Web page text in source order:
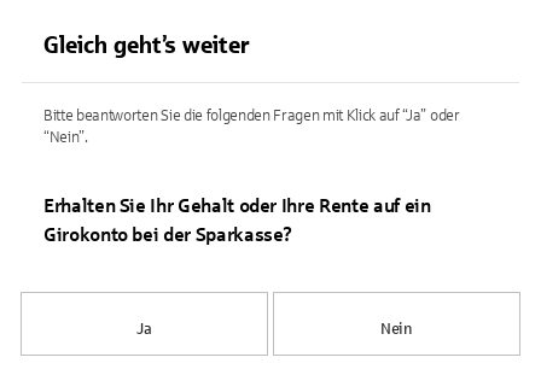
Gleich geht’s weiter
Bitte beantworten Sie die folgenden Fragen mit Klick auf “Ja” oder
“Nein”.
Erhalten Sie Ihr Gehalt oder Ihre Rente auf ein
Girokonto bei der Sparkasse?
Ja Nein